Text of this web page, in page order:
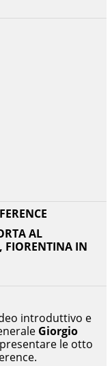
introduttivo e
Giorgio
le otto
AL
FIORENTINA IN